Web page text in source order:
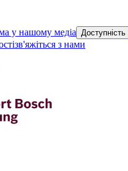
у нашому медіа Доступність
зв'яжіться з нами